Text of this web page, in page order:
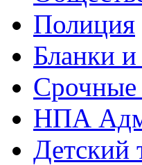
Полиция
Бланки
НПА
Детский